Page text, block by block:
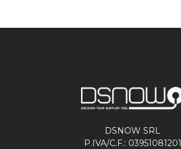
DSNOW SRL
P.IVA/C.F.: 03951081201